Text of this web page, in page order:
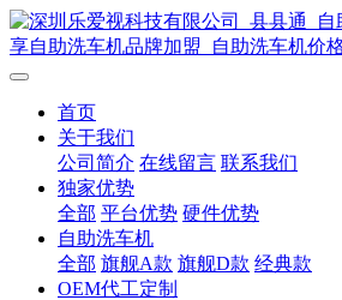
首页
关于我们
公司简介 在线留言 联系我们
独家优势
全部 平台优势 硬件优势
自助洗车机
全部 旗舰A款 旗舰D款 经典款
OEM代工定制